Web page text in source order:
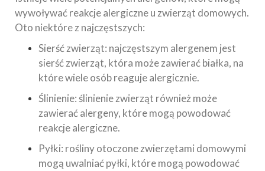
wywoływać reakcje alergiczne u zwierząt domowych.
Oto niektóre z najczęstszych:
Sierść zwierząt: najczęstszym alergenem jest
sierść zwierząt, która może zawierać białka, na
które wiele osób reaguje alergicznie.
Ślinienie: ślinienie zwierząt również może
zawierać alergeny, które mogą powodować
reakcje alergiczne.
Pyłki: rośliny otoczone zwierzętami domowymi
mogą uwalniać pyłki, które mogą powodować